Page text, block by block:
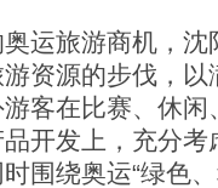
旅游商机，沈
资源的步伐，
客在比赛、休
开发上，充分
围绕奥运“绿色